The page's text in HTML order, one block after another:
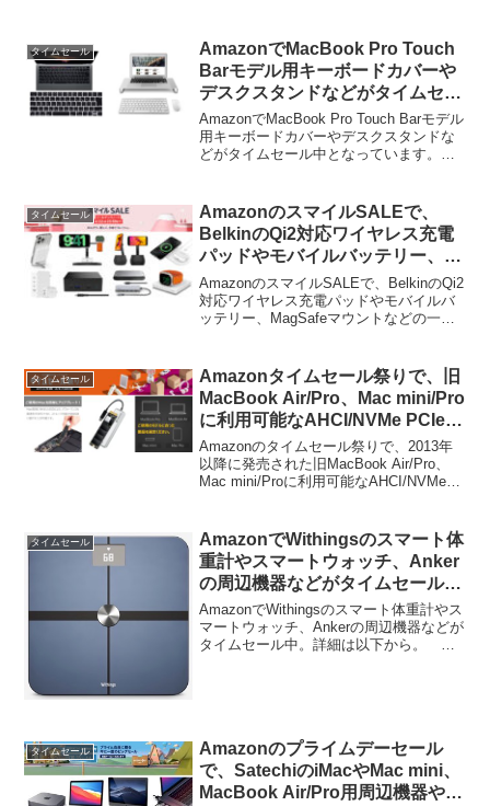
タイムセール
AmazonでMacBook Pro Touch
Barモデル用キーボードカバーや
デスクスタンドなどがタイムセー
ル中。
AmazonでMacBook Pro Touch Barモデル
用キーボードカバーやデスクスタンドな
どがタイムセール中となっています。詳
タイムセール
AmazonのスマイルSALEで、
BelkinのQi2対応ワイヤレス充電
パッドやモバイルバッテリー、
MagSafeマウントなどの一部製品
が過去最安価格で販売中。
AmazonのスマイルSALEで、BelkinのQi2
対応ワイヤレス充電パッドやモバイルバ
ッテリー、MagSafeマウントなどの一部
タイムセール
Amazonタイムセール祭りで、旧
MacBook Air/Pro、Mac mini/Pro
に利用可能なAHCI/NVMe PCIe接
続のSSD「Transcend JetDrive
82x/85x」シリーズが過去最安価
格で販売中。
Amazonのタイムセール祭りで、2013年
以降に発売された旧MacBook Air/Pro、
Mac mini/Proに利用可能なAHCI/NVMe
タイムセール
AmazonでWithingsのスマート体
重計やスマートウォッチ、Anker
の周辺機器などがタイムセール
中。
AmazonでWithingsのスマート体重計やス
マートウォッチ、Ankerの周辺機器などが
タイムセール中。詳細は以下から。
タイムセール
Amazonのプライムデーセール
で、SatechiのiMacやMac mini、
MacBook Air/Pro用周辺機器や